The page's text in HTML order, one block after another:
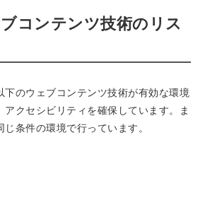
コンテンツ技術のリス
下のウェブコンテンツ技術が有効な環境
アクセシビリティを確保しています。ま
条件の環境で行っています。